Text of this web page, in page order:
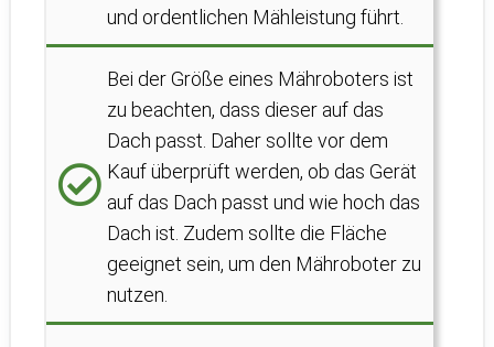
und ordentlichen Mähleistung führt.
Bei der Größe eines Mähroboters ist
zu beachten, dass dieser auf das
Dach passt. Daher sollte vor dem
Kauf überprüft werden, ob das Gerät
auf das Dach passt und wie hoch das
Dach ist. Zudem sollte die Fläche
geeignet sein, um den Mähroboter zu
nutzen.